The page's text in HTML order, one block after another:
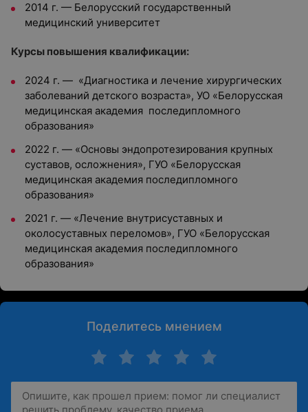
2014 г. — Белорусский государственный
медицинский университет
Курсы повышения квалификации:
2024 г. — «Диагностика и лечение хирургических
заболеваний детского возраста», УО «Белорусская
медицинская академия последипломного
образования»
2022 г. — «Основы эндопротезирования крупных
суставов, осложнения», ГУО «Белорусская
медицинская академия последипломного
образования»
2021 г. — «Лечение внутрисуставных и
околосуставных переломов», ГУО «Белорусская
медицинская академия последипломного
образования»
Поделитесь мнением